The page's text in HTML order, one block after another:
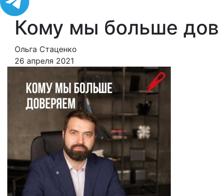
Кому мы больше
Ольга Стаценко
26 апреля 2021